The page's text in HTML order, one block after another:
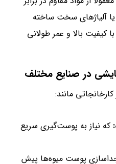
آلیاژهای سخت ساخته
کیفیت بالا و عمر طولانی
در صنایع مختلف
مانند:
که نیاز به پوست‌گیری سریع
پوست میوه‌ها پیش